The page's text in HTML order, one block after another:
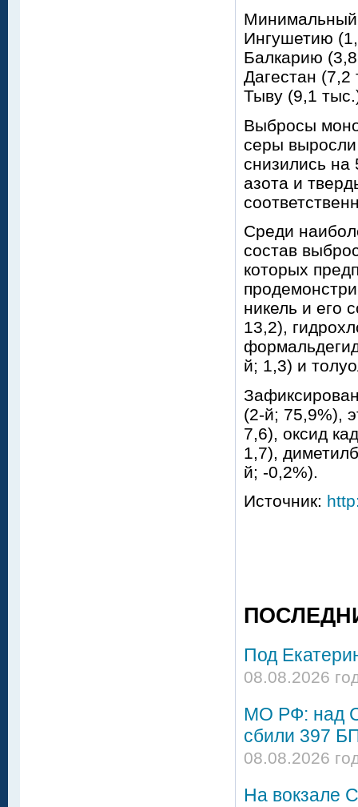
Минимальный
Ингушетию
Балкарию
Дагестан
Тыву (9,1
Выбросы
серы
снизились на
азота и
Среди
состав
которых
никель и его
13,2),
й; 1,3) и
(2-й; 75,9%),
7,6), оксид
1,7),
й; -0,2%).
Источник:
Под
08.08.2026
МО РФ: над
сбили 397
08.08.2026
На вокзале